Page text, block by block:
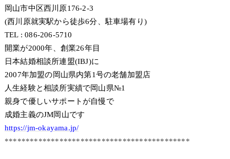
岡山市中区西川原176-2-3
(西川原就実駅から徒歩6分、駐車場有り)
TEL : 086-206-5710
開業が2000年、創業26年目
日本結婚相談所連盟(IBJ)に
2007年加盟の岡山県内第1号の老舗加盟店
人生経験と相談所実績で岡山県№1
親身で優しいサポートが自慢で
成婚主義のJM岡山です
https://jm-okayama.jp/
********************************************